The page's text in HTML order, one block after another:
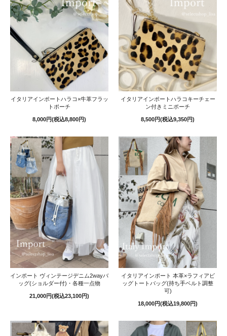
イタリアインポートハラコ×牛革フラッ
トポーチ
8,000円(税込8,800円)
イタリアインポートハラコキーチェー
ン付きミニポーチ
8,500円(税込9,350円)
インポート ヴィンテージデニム2wayバ
ッグ(ショルダー付)・各種一点物
21,000円(税込23,100円)
イタリアインポート 本革×ラフィアビ
ッグトートバッグ(持ち手ベルト調整
可)
18,000円(税込19,800円)